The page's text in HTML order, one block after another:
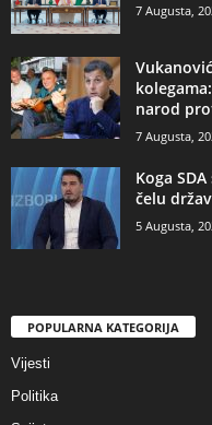
7 Augusta,
narod
7 Augusta,
​Koga
čelu
5 Augusta,
POPULARNA KATEGORIJA
Vijesti
Politika